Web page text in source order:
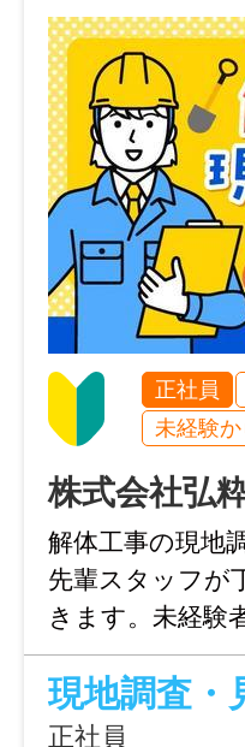
給与
日給 11,000円
日給 13,100円
上記プラス資格
——————
【日払い規定】
当日現金にて
※所得税等の源
一律1,000円を
ます。
給与モデル
月給 220,000円
賞与
なし
正社員
未経験
株式会社弘
解体工事の現地
先輩スタッフが
きます。未経験
10時間と少なめ
アップしながら
月はドリンク飲
現地調査・
正社員